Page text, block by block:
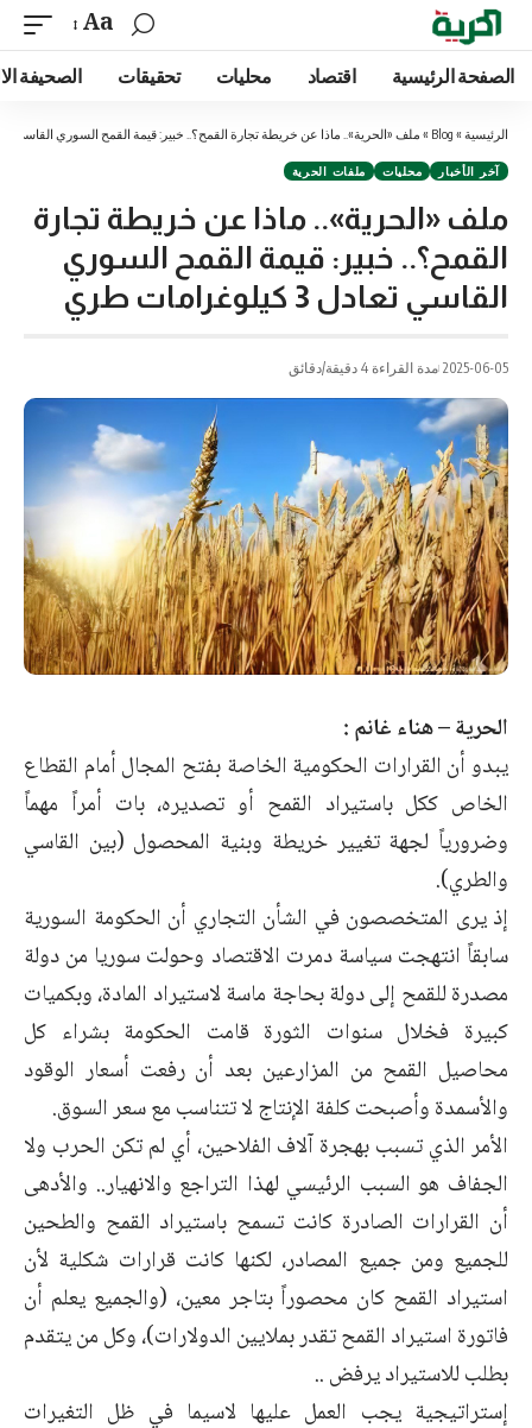
Aa
الصفحة الرئيسية اقتصاد محليات تحقيقات الصحيفة
الرئيسية »
Blog
» ملف «الحرية».. ماذا عن خريطة تجارة القمح؟.. خبير: قيمة القمح السوري القاسي تعادل 3
آخر الأخبار محليات ملفات الحرية
ملف «الحرية».. ماذا عن خريطة تجارة
القمح؟.. خبير: قيمة القمح السوري
القاسي تعادل 3 كيلوغرامات طري
2025-06-05 مدة القراءة 4 دقيقة/دقائق
الحرية – هناء غانم :
يبدو أن القرارات الحكومية الخاصة بفتح المجال أمام القطاع
الخاص ككل باستيراد القمح أو تصديره، بات أمراً مهماً
وضرورياً لجهة تغيير خريطة وبنية المحصول (بين القاسي
والطري).
إذ يرى المتخصصون في الشأن التجاري أن الحكومة السورية
سابقاً انتهجت سياسة دمرت الاقتصاد وحولت سوريا من دولة
مصدرة للقمح إلى دولة بحاجة ماسة لاستيراد المادة، وبكميات
كبيرة فخلال سنوات الثورة قامت الحكومة بشراء كل
محاصيل القمح من المزارعين بعد أن رفعت أسعار الوقود
والأسمدة وأصبحت كلفة الإنتاج لا تتناسب مع سعر السوق.
الأمر الذي تسبب بهجرة آلاف الفلاحين، أي لم تكن الحرب ولا
الجفاف هو السبب الرئيسي لهذا التراجع والانهيار.. والأدهى
أن القرارات الصادرة كانت تسمح باستيراد القمح والطحين
للجميع ومن جميع المصادر، لكنها كانت قرارات شكلية لأن
استيراد القمح كان محصوراً بتاجر معين، (والجميع يعلم أن
فاتورة استيراد القمح تقدر بملايين الدولارات)، وكل من يتقدم
بطلب للاستيراد يرفض ..
إستراتيجية يجب العمل عليها لاسيما في ظل التغيرات